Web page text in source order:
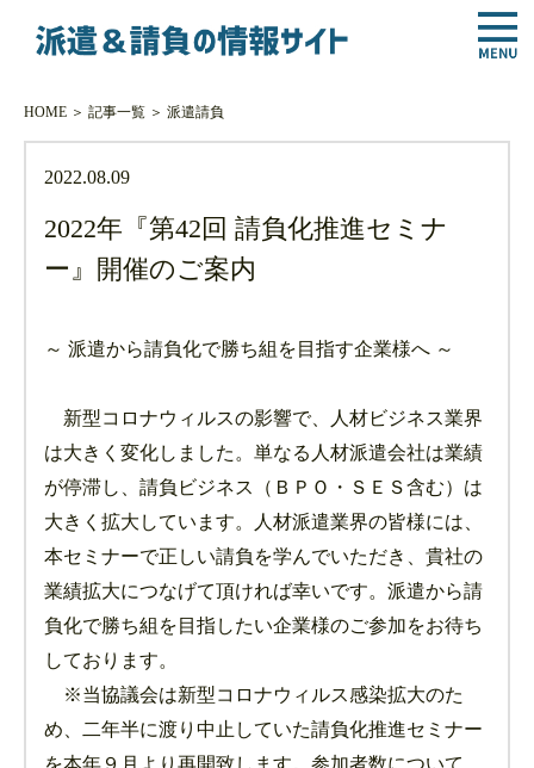
HOME＞ 記事一覧＞ 派遣請負
2022.08.09
2022年『第42回 請負化推進セミナ
ー』開催のご案内
～ 派遣から請負化で勝ち組を目指す企業様へ ～
新型コロナウィルスの影響で、人材ビジネス業界
は大きく変化しました。単なる人材派遣会社は業績
が停滞し、請負ビジネス（ＢＰＯ・ＳＥＳ含む）は
大きく拡大しています。人材派遣業界の皆様には、
本セミナーで正しい請負を学んでいただき、貴社の
業績拡大につなげて頂ければ幸いです。派遣から請
負化で勝ち組を目指したい企業様のご参加をお待ち
しております。
※当協議会は新型コロナウィルス感染拡大のた
め、二年半に渡り中止していた請負化推進セミナー
を本年９月より再開致します。参加者数について